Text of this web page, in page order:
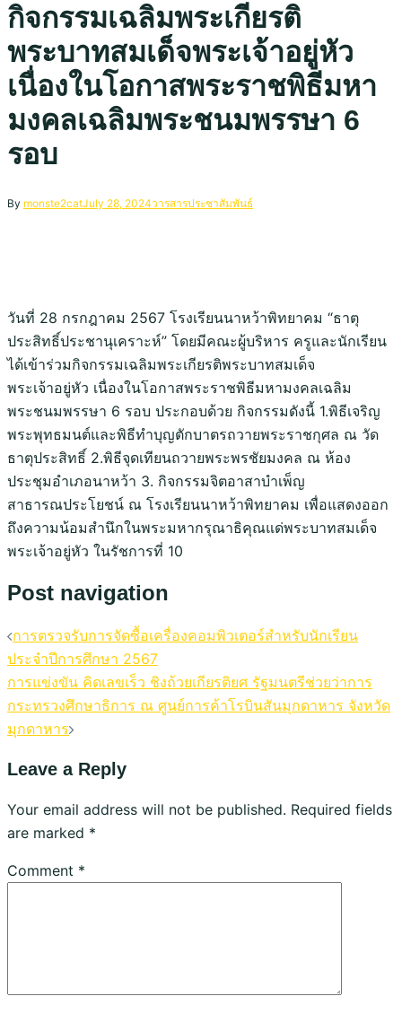
กิจกรรมเฉลิมพระเกียรติ
พระบาทสมเด็จพระเจ้าอยู่หัว
เนื่องในโอกาสพระราชพิธีมหา
มงคลเฉลิมพระชนมพรรษา 6
รอบ
By monste2catJuly 28, 2024วารสารประชาสัมพันธ์
วันที่ 28 กรกฎาคม 2567 โรงเรียนนาหว้าพิทยาคม “ธาตุ
ประสิทธิ์ประชานุเคราะห์” โดยมีคณะผู้บริหาร ครูและนักเรียน
ได้เข้าร่วมกิจกรรมเฉลิมพระเกียรติพระบาทสมเด็จ
พระเจ้าอยู่หัว เนื่องในโอกาสพระราชพิธีมหามงคลเฉลิม
พระชนมพรรษา 6 รอบ ประกอบด้วย กิจกรรมดังนี้ 1.พิธีเจริญ
พระพุทธมนต์และพิธีทำบุญตักบาตรถวายพระราชกุศล ณ วัด
ธาตุประสิทธิ์ 2.พิธีจุดเทียนถวายพระพรชัยมงคล ณ ห้อง
ประชุมอำเภอนาหว้า 3. กิจกรรมจิตอาสาบำเพ็ญ
สาธารณประโยชน์ ณ โรงเรียนนาหว้าพิทยาคม เพื่อแสดงออก
ถึงความน้อมสำนึกในพระมหากรุณาธิคุณแด่พระบาทสมเด็จ
พระเจ้าอยู่หัว ในรัชการที่ 10
Post navigation
การตรวจรับการจัดซื้อเครื่องคอมพิวเตอร์สำหรับนักเรียน
ประจำปีการศึกษา 2567
การแข่งขัน คิดเลขเร็ว ชิงถ้วยเกียรติยศ รัฐมนตรีช่วยว่าการ
กระทรวงศึกษาธิการ ณ ศูนย์การค้าโรบินสันมุกดาหาร จังหวัด
มุกดาหาร
Leave a Reply
Your email address will not be published. Required fields
are marked *
Comment *